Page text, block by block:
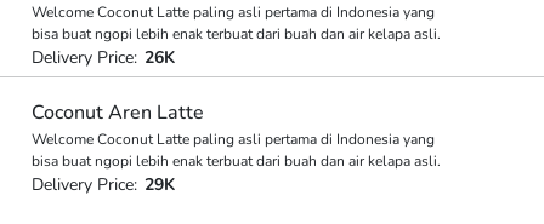
Welcome Coconut Latte paling asli pertama di Indonesia yang
bisa buat ngopi lebih enak terbuat dari buah dan air kelapa asli.
Delivery Price: 26K
Coconut Aren Latte
Welcome Coconut Latte paling asli pertama di Indonesia yang
bisa buat ngopi lebih enak terbuat dari buah dan air kelapa asli.
Delivery Price: 29K